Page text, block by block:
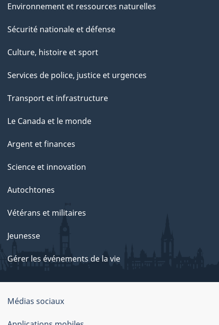
Environnement et ressources naturelles
Sécurité nationale et défense
Culture, histoire et sport
Services de police, justice et urgences
Transport et infrastructure
Le Canada et le monde
Argent et finances
Science et innovation
Autochtones
Vétérans et militaires
Jeunesse
Gérer les événements de la vie
Organisation
du
Médias sociaux